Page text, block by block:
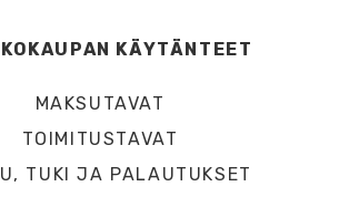
KÄYTÄNTEET
MAKSUTAVAT
TOIMITUSTAVAT
TUKI JA PALAUTUKSET